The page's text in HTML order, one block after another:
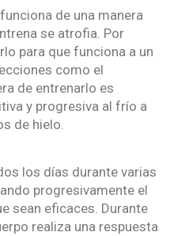
de una manera
se atrofia. Por
para que funciona a un
como el
de entrenarlo es
y progresiva al frío a
de hielo.
los días durante varias
progresivamente el
sean eficaces. Durante
realiza una respuesta